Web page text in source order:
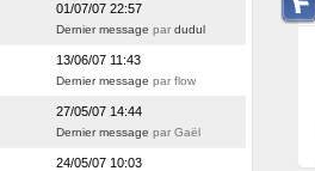
01/07/07 22:57
Dernier message pardudul
13/06/07 11:43
Dernier message par flow
27/05/07 14:44
Dernier message par Gaël
24/05/07 10:03